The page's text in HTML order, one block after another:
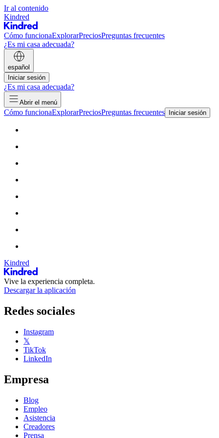
Ir al contenido
Kindred
Cómo funcionaExplorarPreciosPreguntas frecuentes
¿Es mi casa adecuada?
español
Iniciar sesión
¿Es mi casa adecuada?
Abrir el menú
Cómo funcionaExplorarPreciosPreguntas frecuentes Iniciar sesión
Kindred
Vive la experiencia completa.
Descargar la aplicación
Redes sociales
Instagram
𝕏
TikTok
LinkedIn
Empresa
Blog
Empleo
Asistencia
Creadores
Prensa